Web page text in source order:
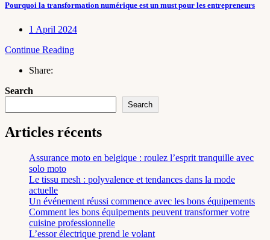
Pourquoi la transformation numérique est un must pour les entrepreneurs
1 April 2024
Continue Reading
Share:
Search
Search
Articles récents
Assurance moto en belgique : roulez l’esprit tranquille avec
solo moto
Le tissu mesh : polyvalence et tendances dans la mode
actuelle
Un événement réussi commence avec les bons équipements
Comment les bons équipements peuvent transformer votre
cuisine professionnelle
L’essor électrique prend le volant